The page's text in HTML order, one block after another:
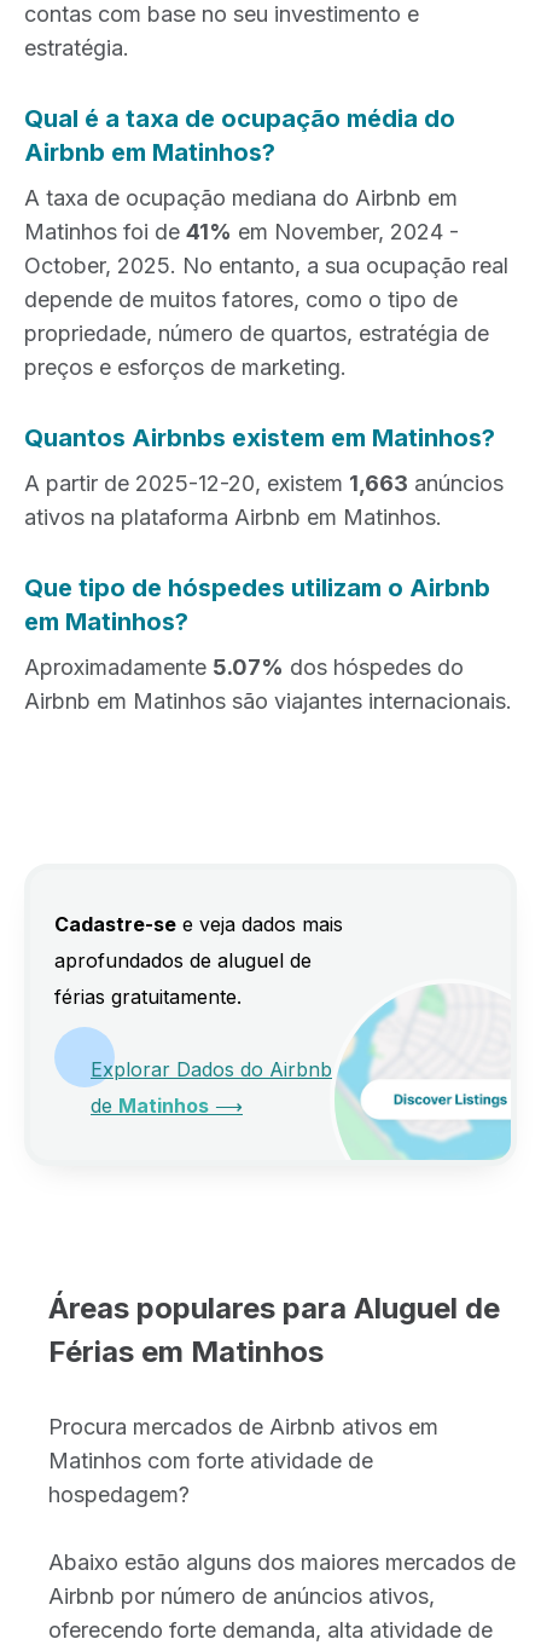
contas com base no seu investimento e
estratégia.
Qual é a taxa de ocupação média do
Airbnb em Matinhos?
A taxa de ocupação mediana do Airbnb em
Matinhos foi de 41% em November, 2024 -
October, 2025. No entanto, a sua ocupação real
depende de muitos fatores, como o tipo de
propriedade, número de quartos, estratégia de
preços e esforços de marketing.
Quantos Airbnbs existem em Matinhos?
A partir de 2025-12-20, existem 1,663 anúncios
ativos na plataforma Airbnb em Matinhos.
Que tipo de hóspedes utilizam o Airbnb
em Matinhos?
Aproximadamente 5.07% dos hóspedes do
Airbnb em Matinhos são viajantes internacionais.
Cadastre-se e veja dados mais
aprofundados de aluguel de
férias gratuitamente.
Explorar Dados do Airbnb
de Matinhos ⟶
Áreas populares para Aluguel de
Férias em Matinhos
Procura mercados de Airbnb ativos em
Matinhos com forte atividade de
hospedagem?
Abaixo estão alguns dos maiores mercados de
Airbnb por número de anúncios ativos,
oferecendo forte demanda, alta atividade de